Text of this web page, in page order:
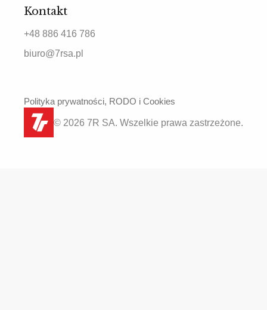
Kontakt
+48 886 416 786
biuro@7rsa.pl
© 2026 7R SA. Wszelkie prawa zastrzeżone.
Polityka prywatności, RODO i Cookies